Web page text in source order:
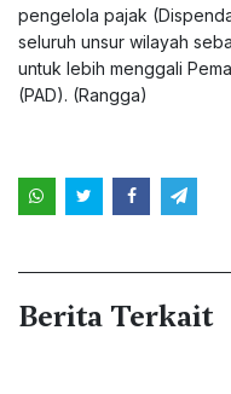
pengelola pajak
seluruh unsur wilayah
untuk lebih menggali
(PAD). (Rangga)
Berita Terkait